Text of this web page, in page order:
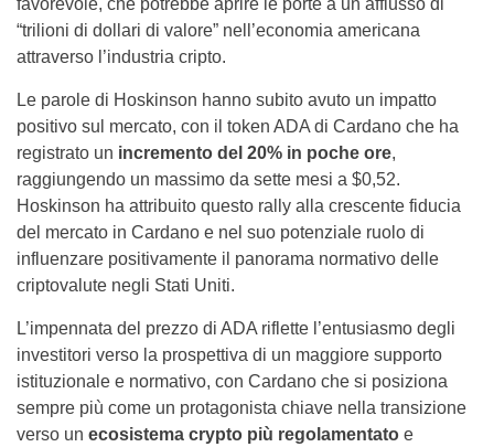
favorevole, che potrebbe aprire le porte a un afflusso di
“trilioni di dollari di valore” nell’economia americana
attraverso l’industria cripto.
Le parole di Hoskinson hanno subito avuto un impatto
positivo sul mercato, con il token ADA di Cardano che ha
registrato un incremento del 20% in poche ore,
raggiungendo un massimo da sette mesi a $0,52.
Hoskinson ha attribuito questo rally alla crescente fiducia
del mercato in Cardano e nel suo potenziale ruolo di
influenzare positivamente il panorama normativo delle
criptovalute negli Stati Uniti.
L’impennata del prezzo di ADA riflette l’entusiasmo degli
investitori verso la prospettiva di un maggiore supporto
istituzionale e normativo, con Cardano che si posiziona
sempre più come un protagonista chiave nella transizione
verso un ecosistema crypto più regolamentato e